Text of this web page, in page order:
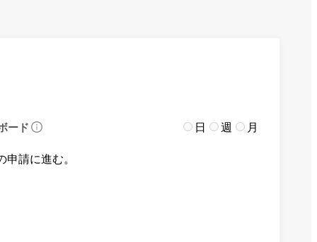
ード 日 週 月
請に進む。